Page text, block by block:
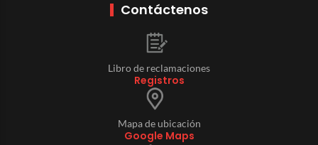
Contáctenos
Libro de reclamaciones
Registros
Mapa de ubicación
Google Maps